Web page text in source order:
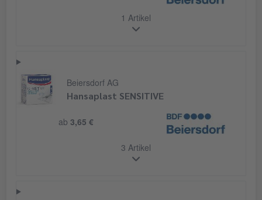
1 Artikel
Beiersdorf AG
Hansaplast SENSITIVE
ab 3,65 €
3 Artikel